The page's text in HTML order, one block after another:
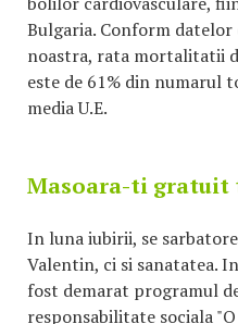
Bulgaria. Conform
noastra, rata mortalitatii
este de 61% din numarul
media U.E.
Masoara-ti gratuit
In luna iubirii, se
Valentin, ci si sanatatea.
fost demarat programul
responsabilitate sociala